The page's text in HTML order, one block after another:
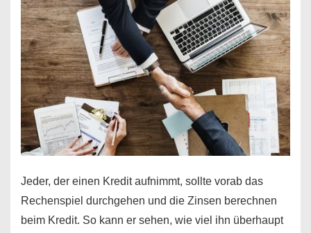
möglich!
Jeder, der einen Kredit aufnimmt, sollte vorab das
Rechenspiel durchgehen und die Zinsen berechnen
beim Kredit. So kann er sehen, wie viel ihn überhaupt